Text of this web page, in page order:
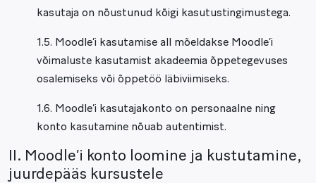
kasutaja on nõustunud kõigi kasutustingimustega.
1.5. Moodle’i kasutamise all mõeldakse Moodle’i
võimaluste kasutamist akadeemia õppetegevuses
osalemiseks või õppetöö läbiviimiseks.
1.6. Moodle’i kasutajakonto on personaalne ning
konto kasutamine nõuab autentimist.
II. Moodle’i konto loomine ja kustutamine,
juurdepääs kursustele